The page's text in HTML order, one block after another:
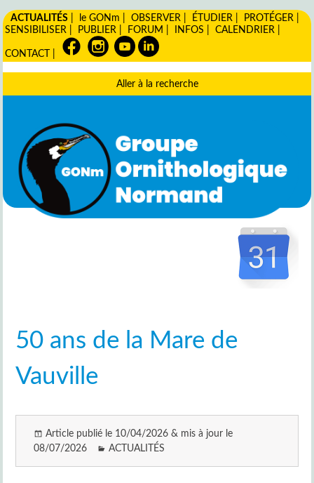
ACTUALITÉS le GONm |OBSERVER ÉTUDIER PROTÉGER
SENSIBILISER
PUBLIER FORUM INFOS |CALENDRIER
CONTACT
Aller à la recherche
50 ans de la Mare de
Vauville
Article publié le 10/04/2026 & mis à jour le
08/07/2026
ACTUALITÉS